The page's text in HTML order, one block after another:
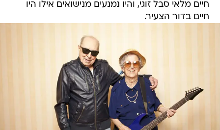
חיים מלאי סבל זוגי, והיו נמנעים מנישואים אילו היו
חיים בדור הצעיר.